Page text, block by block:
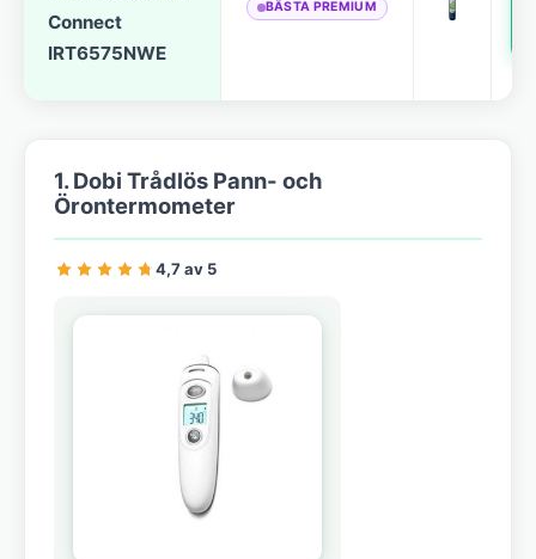
Connect
IRT6575NWE
BÄSTA PREMIUM
1. Dobi Trådlös Pann- och
Örontermometer
4,7 av 5